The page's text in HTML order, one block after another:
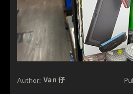
Author: Van 仔